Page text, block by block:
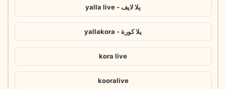
يلا لايف - yalla live
يلا كورة - yallakora
kora live
kooralive